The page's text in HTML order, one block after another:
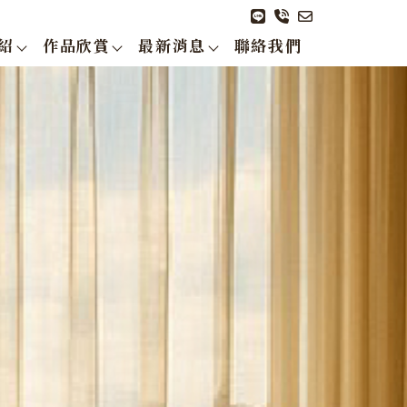
作品欣賞 最新消息 聯絡我們